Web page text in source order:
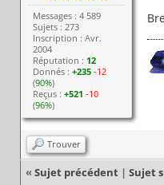
Messages : 4 589
Sujets : 273
Inscription : Avr.
2004
Réputation : 12
Donnés :+235 -12
(90%)
Reçus :+521 -10
(96%)
Trouver
« Sujet précédent | Sujet